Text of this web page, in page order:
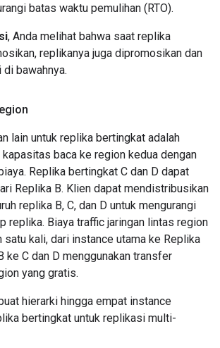
batas waktu pemulihan (RTO).
, Anda melihat bahwa saat replika
replikanya juga dipromosikan dan
bawahnya.
lain untuk replika bertingkat adalah
baca ke region kedua dengan
Replika bertingkat C dan D dapat
Replika B. Klien dapat mendistribusikan
replika B, C, dan D untuk mengurangi
replika. Biaya traffic jaringan lintas region
satu kali, dari instance utama ke Replika
ke C dan D menggunakan transfer
yang gratis.
hierarki hingga empat instance
bertingkat untuk replikasi multi-